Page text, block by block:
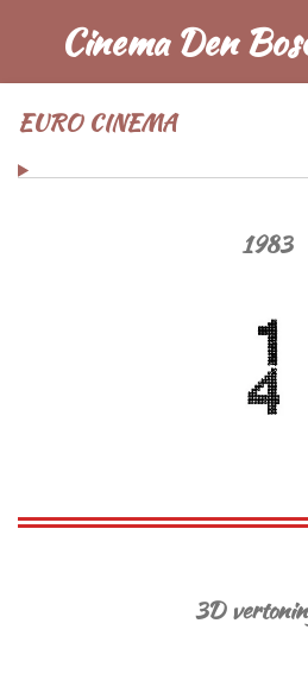
naar
de
Cinema Den
EURO CINEMA
1983
3D